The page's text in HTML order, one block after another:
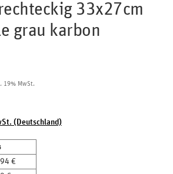
33x27cm
grau karbon
19% MwSt.
(Deutschland)
€